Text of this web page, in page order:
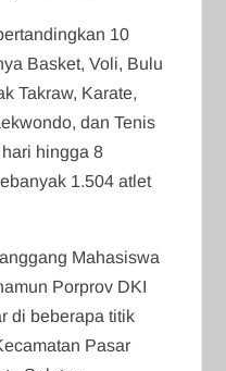
10
Basket, Voli, Bulu
Takraw, Karate,
dan Tenis
hingga 8
1.504 atlet
Mahasiswa
Porprov DKI
di beberapa titik
Pasar